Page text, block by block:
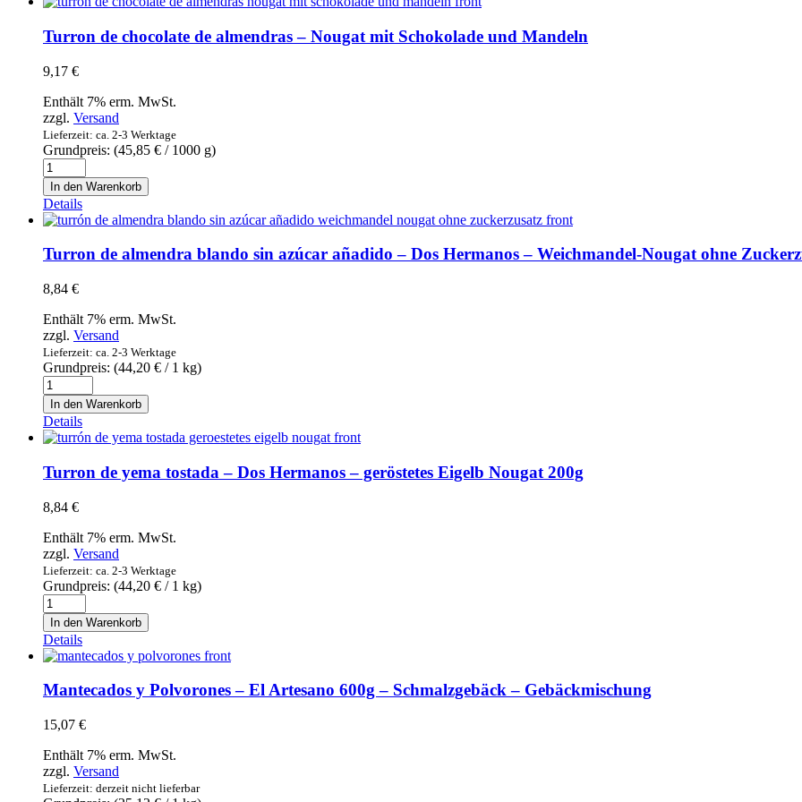
El
Artesano
35%
150g
Schokolade
mit
35%
Kakao
Menge
Turron de chocolate de almendras – Nougat mit Schokolade und Mandeln
9,17 €
Enthält 7% erm. MwSt.
zzgl. Versand
Lieferzeit: ca. 2-3 Werktage
Grundpreis: (45,85 € / 1000 g)
Turron
de
chocolate
de
almendras
-
Nougat
Schokolade
Mandeln
Menge
In den Warenkorb
Details
Turron de almendra blando sin azúcar añadido – Dos Hermanos – Weichmandel-Nougat ohne
8,84 €
Enthält 7% erm. MwSt.
zzgl. Versand
Lieferzeit: ca. 2-3 Werktage
Grundpreis: (44,20 € / 1 kg)
Turron
de
almendra
blando
sin
azúcar
añadido
Dos
-
Weichmandel-
Nougat
ohne
Zuckerzusatz
Menge
In den Warenkorb
Details
Turron de yema tostada – Dos Hermanos – geröstetes Eigelb Nougat 200g
8,84 €
Enthält 7% erm. MwSt.
zzgl. Versand
Lieferzeit: ca. 2-3 Werktage
Grundpreis: (44,20 € / 1 kg)
Turron
de
yema
tostada
-
Dos
Hermanos
geröstetes
Nougat
200g
Menge
In den Warenkorb
Details
Mantecados y Polvorones – El Artesano 600g – Schmalzgebäck – Gebäckmischung
15,07 €
Enthält 7% erm. MwSt.
zzgl. Versand
Lieferzeit: derzeit nicht lieferbar